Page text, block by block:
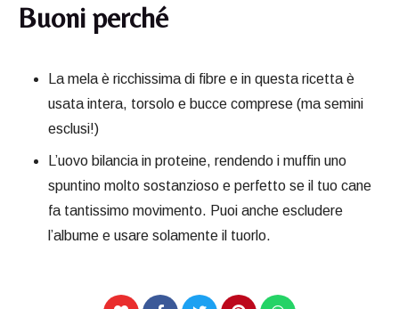
Buoni perché
La mela è ricchissima di fibre e in questa ricetta è
usata intera, torsolo e bucce comprese (ma semini
esclusi!)
L’uovo bilancia in proteine, rendendo i muffin uno
spuntino molto sostanzioso e perfetto se il tuo cane
fa tantissimo movimento. Puoi anche escludere
l’albume e usare solamente il tuorlo.